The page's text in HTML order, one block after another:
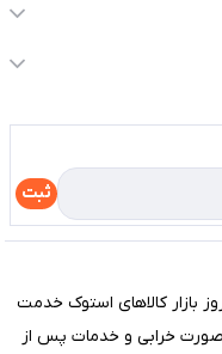
ثبت
بازار کالاهای استوک خدمت
تست در صورت خرابی و خدمات پس از